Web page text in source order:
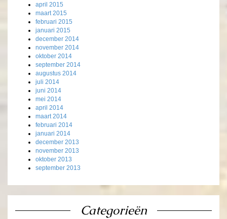
april 2015
maart 2015
februari 2015
januari 2015
december 2014
november 2014
oktober 2014
september 2014
augustus 2014
juli 2014
juni 2014
mei 2014
april 2014
maart 2014
februari 2014
januari 2014
december 2013
november 2013
oktober 2013
september 2013
Categorieën